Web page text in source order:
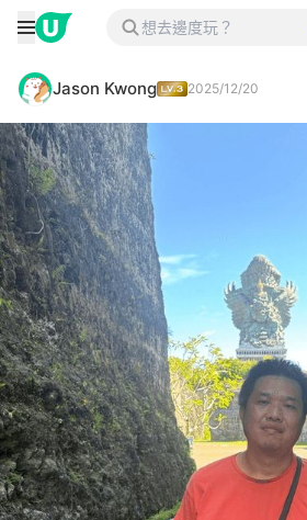
Jason Kwong 2025/12/20